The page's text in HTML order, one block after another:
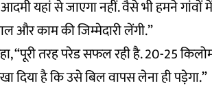
यहां से जाएगा नहीं. वैसे भी हमने गांवों
और काम की जिम्मेदारी लेंगी.”
“पूरी तरह परेड सफल रही है. 20-25
दिया है कि उसे बिल वापस लेना ही पड़ेगा.”